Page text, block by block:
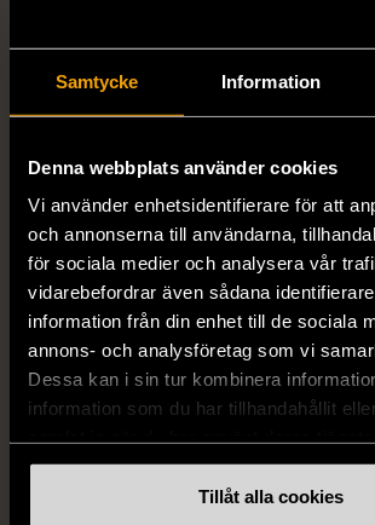
Samtycke Information
Denna webbplats använder cookies
Vi använder enhetsidentifierare för att
och annonserna till användarna,
för sociala medier och analysera vår
vidarebefordrar även sådana
information från din enhet till de sociala
annons- och analysföretag som vi
Dessa kan i sin tur kombinera
information som du har tillhandahållit
Tillåt alla cookies
– Min grej har alltid varit att jag
själv och så var det till viss del även
Jag behövde en livlina och det var
instinktivt visste vart jag skulle gå.
betytt allt för mig.